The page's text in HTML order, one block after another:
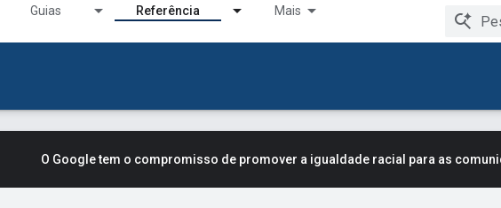
Guias Referência Mais
O Google tem o compromisso de promover a igualdade racial para as